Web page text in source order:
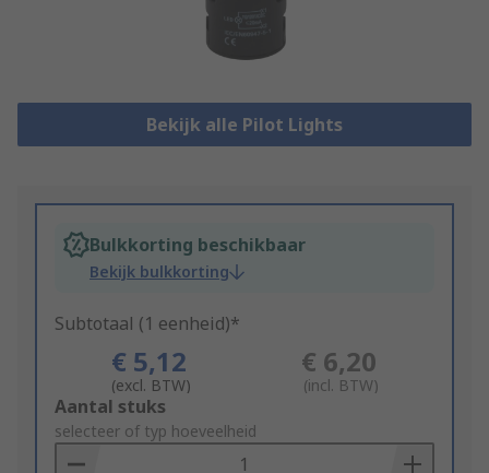
Bekijk alle Pilot Lights
Bulkkorting beschikbaar
Bekijk bulkkorting
Subtotaal (1 eenheid)*
€ 5,12
(excl. BTW)
€ 6,20
(incl. BTW)
Add
to
Basket
Aantal stuks
selecteer of typ hoeveelheid